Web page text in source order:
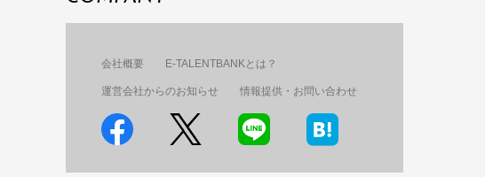
会社概要 E-TALENTBANKとは？
運営会社からのお知らせ 情報提供・お問い合わせ